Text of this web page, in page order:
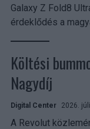
Galaxy Z Fold8
érdeklődés a
Költési
Nagydíj
Digital Center 2026.
A Revolut